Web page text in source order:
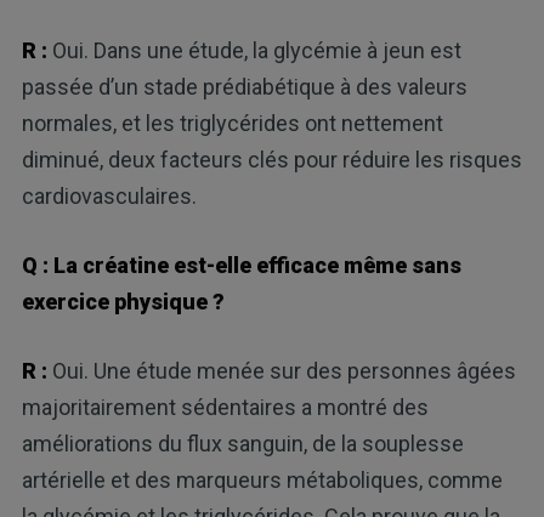
R : Oui. Dans une étude, la glycémie à jeun est
passée d’un stade prédiabétique à des valeurs
normales, et les triglycérides ont nettement
diminué, deux facteurs clés pour réduire les risques
cardiovasculaires.
Q : La créatine est-elle efficace même sans
exercice physique ?
R : Oui. Une étude menée sur des personnes âgées
majoritairement sédentaires a montré des
améliorations du flux sanguin, de la souplesse
artérielle et des marqueurs métaboliques, comme